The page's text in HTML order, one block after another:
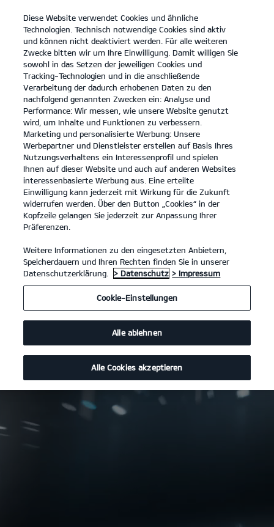
open
menu
KONTAKT
Der EV9 GT
... ... DER EV9 GT
Der neue Kia EV9 GT.
Vollelektrische SUV-Power.
Diese Website verwendet Cookies und ähnliche
Technologien. Technisch notwendige Cookies sind aktiv
und können nicht deaktiviert werden. Für alle weiteren
Zwecke bitten wir um Ihre Einwilligung. Damit willigen Sie
sowohl in das Setzen der jeweiligen Cookies und
Tracking-Technologien und in die anschließende
Verarbeitung der dadurch erhobenen Daten zu den
nachfolgend genannten Zwecken ein: Analyse und
Performance: Wir messen, wie unsere Website genutzt
wird, um Inhalte und Funktionen zu verbessern.
Marketing und personalisierte Werbung: Unsere
Werbepartner und Dienstleister erstellen auf Basis Ihres
Nutzungsverhaltens ein Interessenprofil und spielen
Ihnen auf dieser Website und auch auf anderen Websites
interessenbasierte Werbung aus. Eine erteilte
Einwilligung kann jederzeit mit Wirkung für die Zukunft
widerrufen werden. Über den Button „Cookies“ in der
Kopfzeile gelangen Sie jederzeit zur Anpassung Ihrer
Präferenzen.
Weitere Informationen zu den eingesetzten Anbietern,
Speicherdauern und Ihren Rechten finden Sie in unserer
Datenschutzerklärung.
> Datenschutz > Impressum
Cookie-Einstellungen
Alle ablehnen
Alle Cookies akzeptieren